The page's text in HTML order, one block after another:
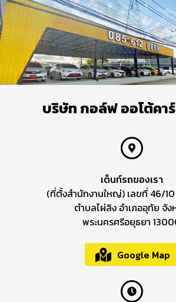
บริษัท กอล์ฟ ออโต้คา
เต็นท์รถของเรา
(ที่ตั้งสำนักงานใหญ่) เลขที่ 46/10
ตำบลไผ่ลิง อำเภออุทัย จัง
พระนครศรีอยุธยา
Google Map